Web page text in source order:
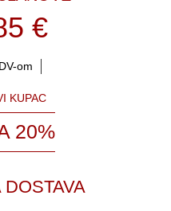
€
om
KUPAC
20%